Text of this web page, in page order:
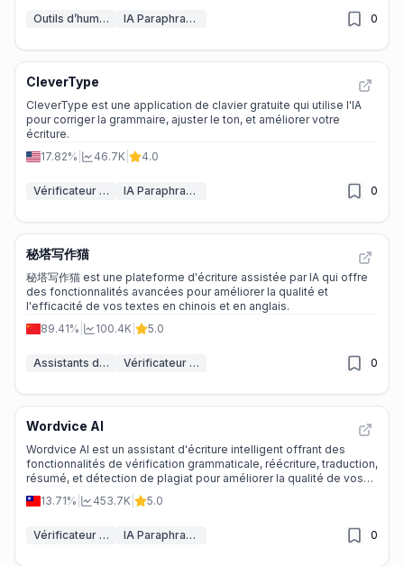
Outils d’humanisation de texte par IA IA Paraphraseur 0
CleverType
CleverType est une application de clavier gratuite qui utilise l'IA
pour corriger la grammaire, ajuster le ton, et améliorer votre
écriture.
17.82%
46.7K 4.0
Vérificateur de grammaire IA IA Paraphraseur 0
秘塔写作猫
秘塔写作猫 est une plateforme d'écriture assistée par IA qui offre
des fonctionnalités avancées pour améliorer la qualité et
l'efficacité de vos textes en chinois et en anglais.
89.41%
100.4K 5.0
Assistants d'écriture IA Vérificateur de grammaire IA 0
Wordvice AI
Wordvice AI est un assistant d'écriture intelligent offrant des
fonctionnalités de vérification grammaticale, réécriture, traduction,
résumé, et détection de plagiat pour améliorer la qualité de vos
textes.
13.71% 453.7K 5.0
Vérificateur de grammaire IA IA Paraphraseur 0